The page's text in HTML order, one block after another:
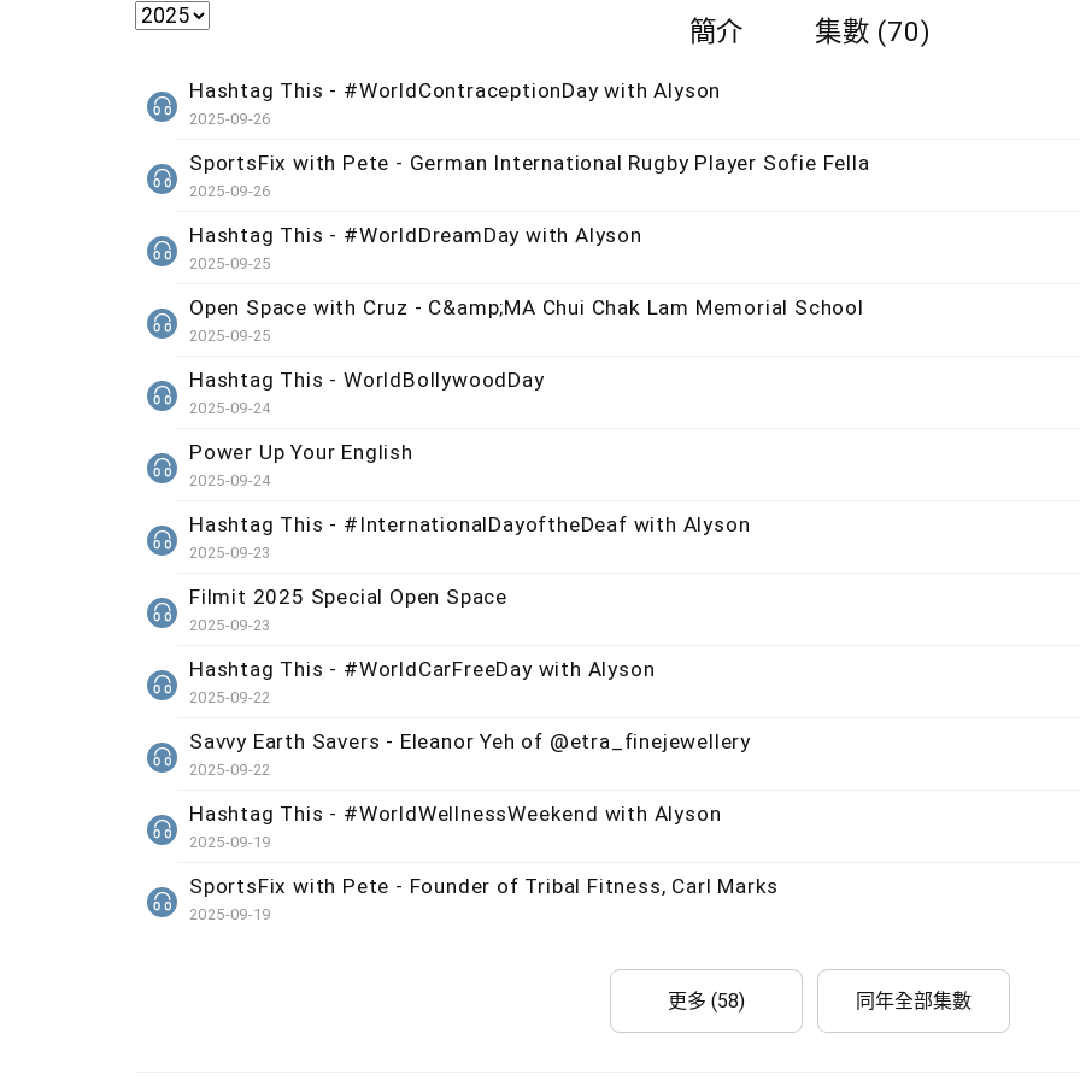
簡介 集數 (70)
Hashtag This - #WorldContraceptionDay with Alyson
2025-09-26
SportsFix with Pete - German International Rugby Player Sofie Fella
2025-09-26
Hashtag This - #WorldDreamDay with Alyson
2025-09-25
Open Space with Cruz - C&amp;MA Chui Chak Lam Memorial School
2025-09-25
Hashtag This - WorldBollywoodDay
2025-09-24
Power Up Your English
2025-09-24
Hashtag This - #InternationalDayoftheDeaf with Alyson
2025-09-23
Filmit 2025 Special Open Space
2025-09-23
Hashtag This - #WorldCarFreeDay with Alyson
2025-09-22
Savvy Earth Savers - Eleanor Yeh of @etra_finejewellery
2025-09-22
Hashtag This - #WorldWellnessWeekend with Alyson
2025-09-19
SportsFix with Pete - Founder of Tribal Fitness, Carl Marks
2025-09-19
更多 (58) 同年全部集數